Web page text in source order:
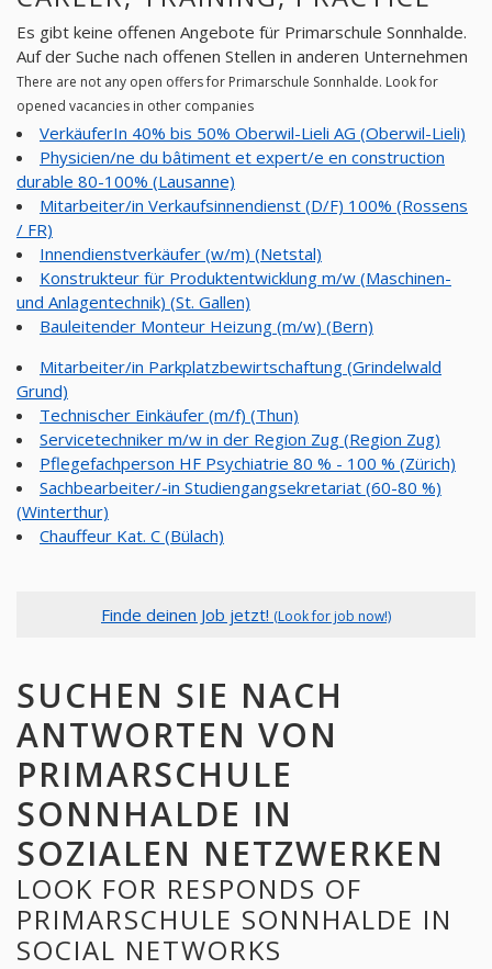
Es gibt keine offenen Angebote für Primarschule Sonnhalde.
Auf der Suche nach offenen Stellen in anderen Unternehmen
There are not any open offers for Primarschule Sonnhalde. Look for
opened vacancies in other companies
VerkäuferIn 40% bis 50% Oberwil-Lieli AG (Oberwil-Lieli)
Physicien/ne du bâtiment et expert/e en construction
durable 80-100% (Lausanne)
Mitarbeiter/in Verkaufsinnendienst (D/F) 100% (Rossens
/ FR)
Innendienstverkäufer (w/m) (Netstal)
Konstrukteur für Produktentwicklung m/w (Maschinen-
und Anlagentechnik) (St. Gallen)
Bauleitender Monteur Heizung (m/w) (Bern)
Mitarbeiter/in Parkplatzbewirtschaftung (Grindelwald
Grund)
Technischer Einkäufer (m/f) (Thun)
Servicetechniker m/w in der Region Zug (Region Zug)
Pflegefachperson HF Psychiatrie 80 % - 100 % (Zürich)
Sachbearbeiter/-in Studiengangsekretariat (60-80 %)
(Winterthur)
Chauffeur Kat. C (Bülach)
Finde deinen Job jetzt! (Look for job now!)
SUCHEN SIE NACH
ANTWORTEN VON
PRIMARSCHULE
SONNHALDE IN
SOZIALEN NETZWERKEN
LOOK FOR RESPONDS OF
PRIMARSCHULE SONNHALDE IN
SOCIAL NETWORKS